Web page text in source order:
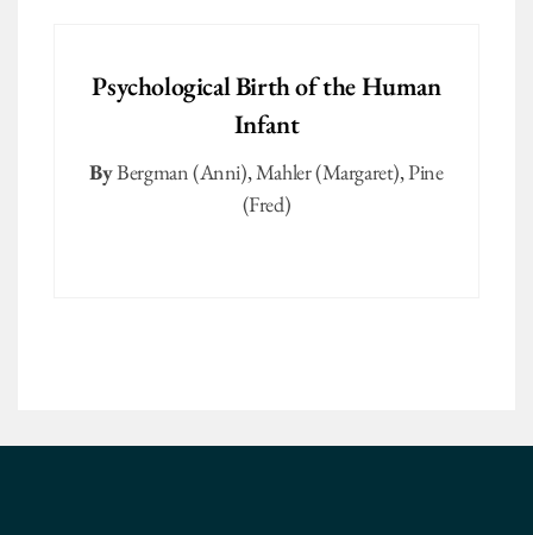
Psychological Birth of the Human
Infant
ByBergman (Anni),Mahler (Margaret),Pine
(Fred)